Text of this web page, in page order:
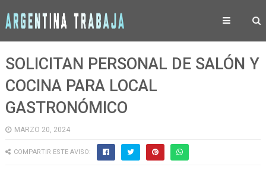
SOLICITAN PERSONAL DE SALÓN Y
COCINA PARA LOCAL
GASTRONÓMICO
MARZO 20, 2024
COMPARTIR ESTE AVISO: